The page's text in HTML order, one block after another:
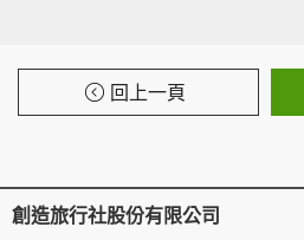
回上一頁
創造旅行社股份有限公司